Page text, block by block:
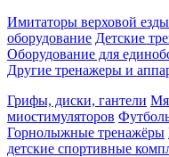
Имитаторы верховой езды
оборудование Детские
Оборудование для
Другие тренажеры и
Грифы, диски, гантели
миостимуляторов
Горнолыжные тренажёры
детские спортивные